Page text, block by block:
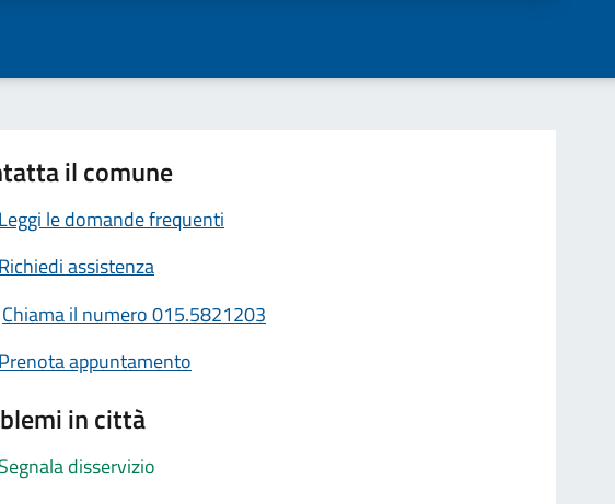
il comune
le domande frequenti
assistenza
Chiama il numero 015.5821203
appuntamento
in città
disservizio